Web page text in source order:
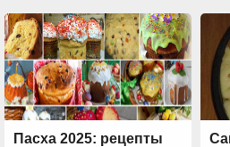
Пасха 2025: рецепты